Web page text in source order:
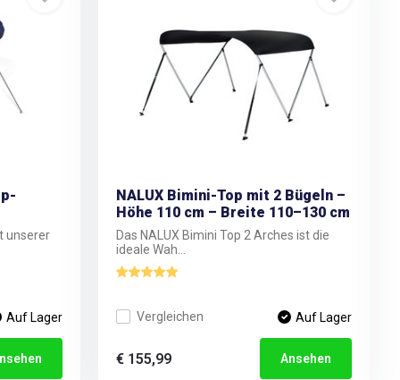
unserer
Auf Lager
NALUX Bimini-Top mit 2 Bügeln –
Höhe 110 cm – Breite 110–130 cm
Das NALUX Bimini Top 2 Arches ist die
ideale Wah...
Vergleichen Auf Lager
€ 155,99 Ansehen